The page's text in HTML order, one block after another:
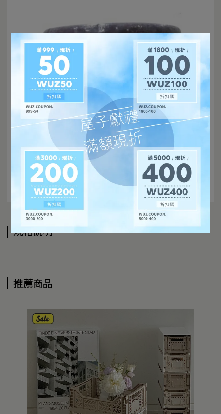
規格說明
推薦商品